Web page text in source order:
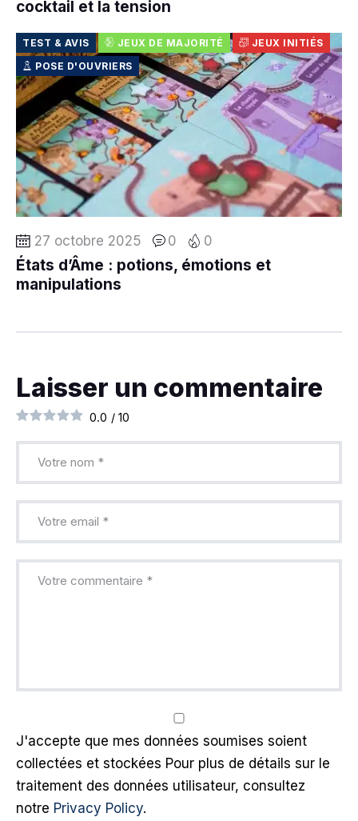
cocktail et la tension
TEST & AVIS JEUX DE MAJORITÉ
JEUX INITIÉS
POSE D'OUVRIERS
27 octobre 2025 0 0
États d’Âme : potions, émotions et
manipulations
Laisser un commentaire
0.0 / 10
J'accepte que mes données soumises soient
collectées et stockées Pour plus de détails sur le
traitement des données utilisateur, consultez
notre Privacy Policy.